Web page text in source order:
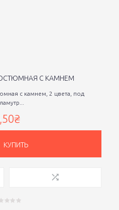
С КАМНЕМ
с камнем, 2 цвета, под
КУПИТЬ